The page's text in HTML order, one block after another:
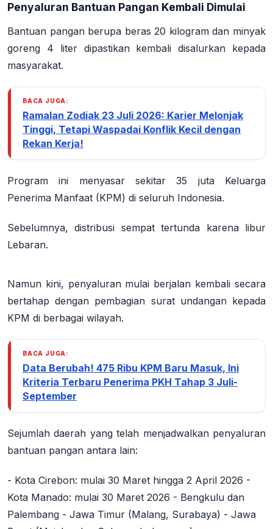
Penyaluran Bantuan Pangan Kembali Dimulai
Bantuan pangan berupa beras 20 kilogram dan minyak
goreng 4 liter dipastikan kembali disalurkan kepada
masyarakat.
BACA JUGA:
Ramalan Zodiak 23 Juli 2026: Karier Melonjak
Tinggi, Tetapi Waspadai Konflik Kecil dengan
Rekan Kerja!
Program ini menyasar sekitar 35 juta Keluarga
Penerima Manfaat (KPM) di seluruh Indonesia.
Sebelumnya, distribusi sempat tertunda karena libur
Lebaran.
Namun kini, penyaluran mulai berjalan kembali secara
bertahap dengan pembagian surat undangan kepada
KPM di berbagai wilayah.
BACA JUGA:
Data Berubah! 475 Ribu KPM Baru Masuk, Ini
Kriteria Terbaru Penerima PKH Tahap 3 Juli-
September
Sejumlah daerah yang telah menjadwalkan penyaluran
bantuan pangan antara lain:
- Kota Cirebon: mulai 30 Maret hingga 2 April 2026 -
Kota Manado: mulai 30 Maret 2026 - Bengkulu dan
Palembang - Jawa Timur (Malang, Surabaya) - Jawa